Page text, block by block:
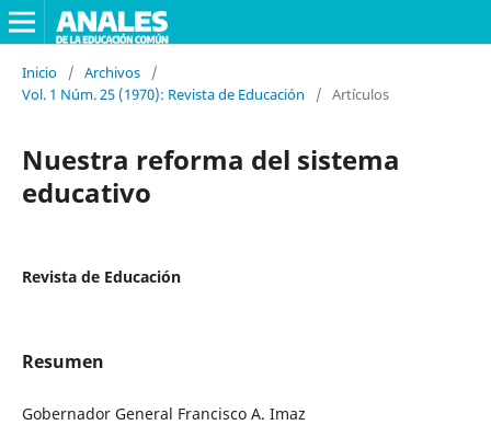
Inicio / Archivos
/
Vol. 1 Núm. 25 (1970): Revista de Educación
/ Artículos
Nuestra reforma del sistema
educativo
Revista de Educación
Resumen
Gobernador General Francisco A. Imaz